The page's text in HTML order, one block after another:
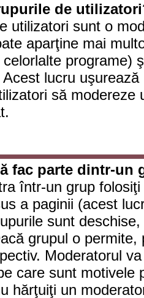
de
utilizatori sunt o
aparţine mai
programe)
Acest lucru
să
fac parte dintr-un
într-un grup
a paginii (acest
sunt
grupul o
Moderatorul
care sunt motivele
hărţuiţi un